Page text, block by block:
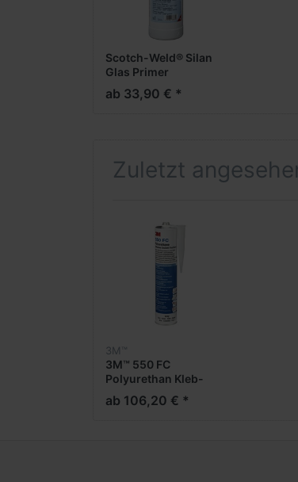
Scotch-Weld® Silan
Glas Primer
ab 33,90 € *
Zuletzt
3M™
3M™ 550 FC
Polyurethan Kleb-
und Dichtmasse
ab 106,20 € *